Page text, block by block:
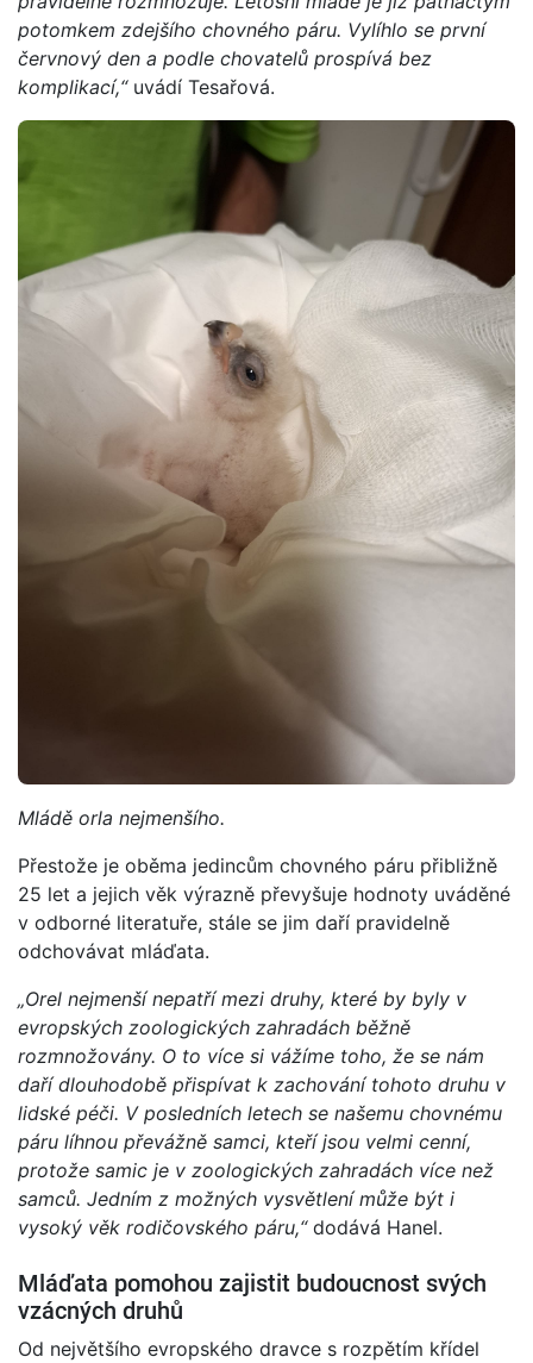
potomkem zdejšího chovného páru. Vylíhlo se první
červnový den a podle chovatelů prospívá bez
komplikací,“uvádí Tesařová.
Mládě orla nejmenšího.
Přestože je oběma jedincům chovného páru přibližně
25 let a jejich věk výrazně převyšuje hodnoty uváděné
v odborné literatuře, stále se jim daří pravidelně
odchovávat mláďata.
„Orel nejmenší nepatří mezi druhy, které by byly v
evropských zoologických zahradách běžně
rozmnožovány. O to více si vážíme toho, že se nám
daří dlouhodobě přispívat k zachování tohoto druhu v
lidské péči. V posledních letech se našemu chovnému
páru líhnou převážně samci, kteří jsou velmi cenní,
protože samic je v zoologických zahradách více než
samců. Jedním z možných vysvětlení může být i
vysoký věk rodičovského páru,“dodává Hanel.
Mláďata pomohou zajistit budoucnost svých
vzácných druhů
Od největšího evropského dravce s rozpětím křídel